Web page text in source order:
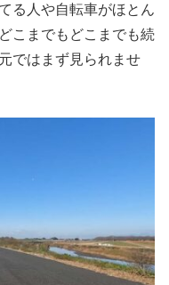
る人や自転車がほとん
こまでもどこまでも続
ではまず見られませ